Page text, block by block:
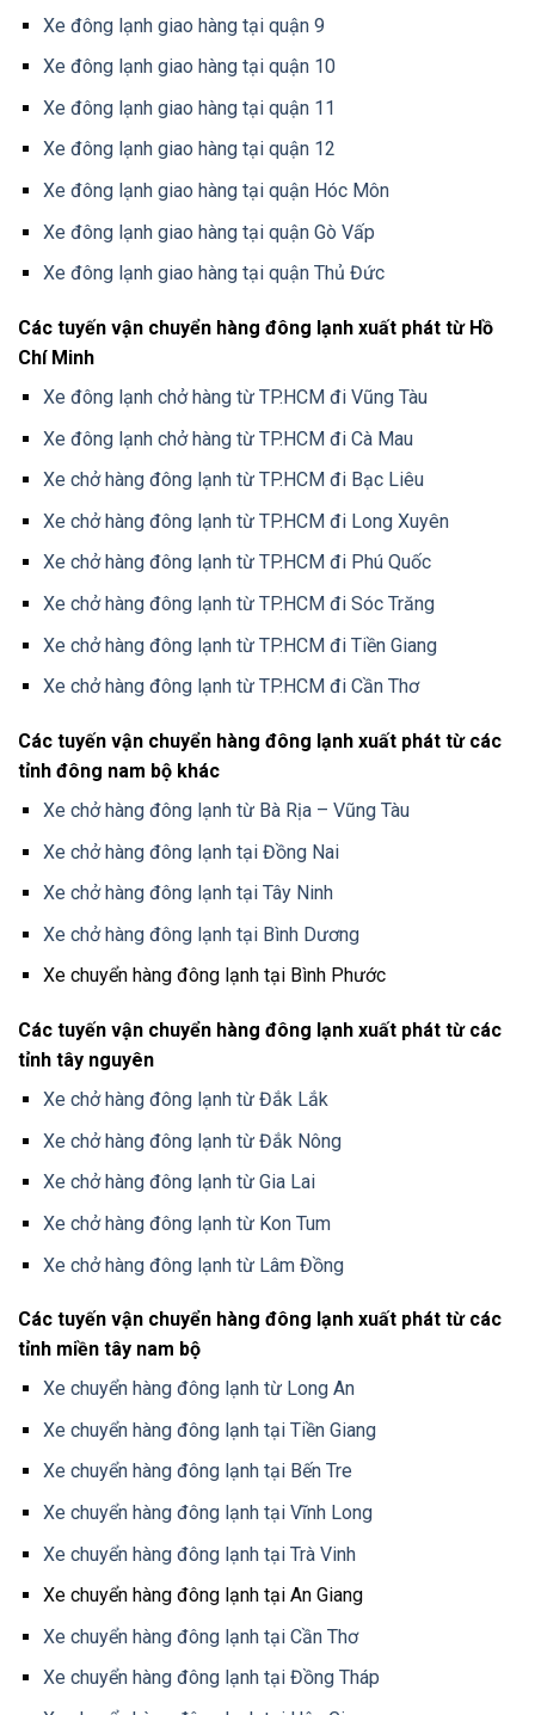
Xe đông lạnh giao hàng tại quận 9
Xe đông lạnh giao hàng tại quận 10
Xe đông lạnh giao hàng tại quận 11
Xe đông lạnh giao hàng tại quận 12
Xe đông lạnh giao hàng tại quận Hóc Môn
Xe đông lạnh giao hàng tại quận Gò Vấp
Xe đông lạnh giao hàng tại quận Thủ Đức
Các tuyến vận chuyển hàng đông lạnh xuất phát từ Hồ
Chí Minh
Xe đông lạnh chở hàng từ TP.HCM đi Vũng Tàu
Xe đông lạnh chở hàng từ TP.HCM đi Cà Mau
Xe chở hàng đông lạnh từ TP.HCM đi Bạc Liêu
Xe chở hàng đông lạnh từ TP.HCM đi Long Xuyên
Xe chở hàng đông lạnh từ TP.HCM đi Phú Quốc
Xe chở hàng đông lạnh từ TP.HCM đi Sóc Trăng
Xe chở hàng đông lạnh từ TP.HCM đi Tiền Giang
Xe chở hàng đông lạnh từ TP.HCM đi Cần Thơ
Các tuyến vận chuyển hàng đông lạnh xuất phát từ các
tỉnh đông nam bộ khác
Xe chở hàng đông lạnh từ Bà Rịa – Vũng Tàu
Xe chở hàng đông lạnh tại Đồng Nai
Xe chở hàng đông lạnh tại Tây Ninh
Xe chở hàng đông lạnh tại Bình Dương
Xe chuyển hàng đông lạnh tại Bình Phước
Các tuyến vận chuyển hàng đông lạnh xuất phát từ các
tỉnh tây nguyên
Xe chở hàng đông lạnh từ Đắk Lắk
Xe chở hàng đông lạnh từ Đắk Nông
Xe chở hàng đông lạnh từ Gia Lai
Xe chở hàng đông lạnh từ Kon Tum
Xe chở hàng đông lạnh từ Lâm Đồng
Các tuyến vận chuyển hàng đông lạnh xuất phát từ các
tỉnh miền tây nam bộ
Xe chuyển hàng đông lạnh từ Long An
Xe chuyển hàng đông lạnh tại Tiền Giang
Xe chuyển hàng đông lạnh tại Bến Tre
Xe chuyển hàng đông lạnh tại Vĩnh Long
Xe chuyển hàng đông lạnh tại Trà Vinh
Xe chuyển hàng đông lạnh tại An Giang
Xe chuyển hàng đông lạnh tại Cần Thơ
Xe chuyển hàng đông lạnh tại Đồng Tháp